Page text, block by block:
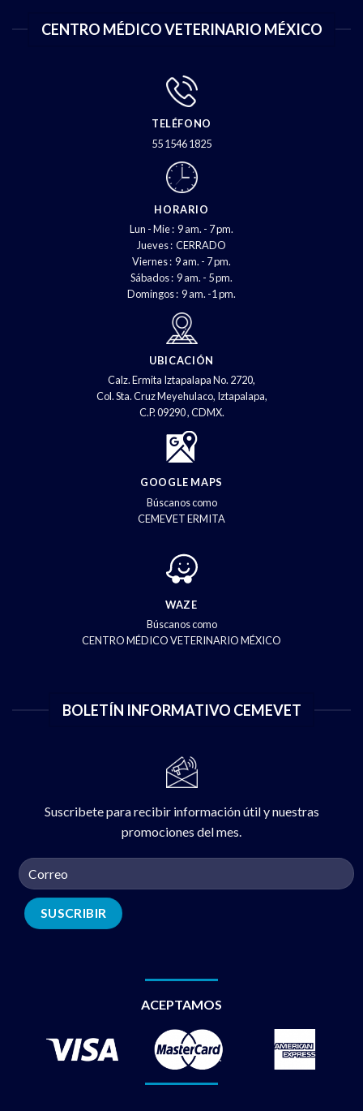
CENTRO MÉDICO VETERINARIO MÉXICO
TELÉFONO
55 1546 1825
HORARIO
Lun - Mie : 9 am. - 7 pm.
Jueves : CERRADO
Viernes : 9 am. - 7 pm.
Sábados : 9 am. - 5 pm.
Domingos : 9 am. -1 pm.
UBICACIÓN
Calz. Ermita Iztapalapa No. 2720,
Col. Sta. Cruz Meyehulaco, Iztapalapa,
C.P. 09290 , CDMX.
GOOGLE MAPS
Búscanos como
CEMEVET ERMITA
WAZE
Búscanos como
CENTRO MÉDICO VETERINARIO MÉXICO
BOLETÍN INFORMATIVO CEMEVET
Suscribete para recibir información útil y nuestras
promociones del mes.
ACEPTAMOS